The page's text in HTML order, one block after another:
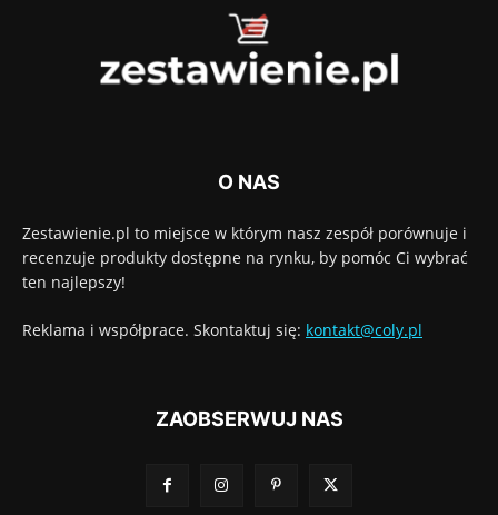
O NAS
Zestawienie.pl to miejsce w którym nasz zespół porównuje i
recenzuje produkty dostępne na rynku, by pomóc Ci wybrać
ten najlepszy!
Reklama i współprace. Skontaktuj się: kontakt@coly.pl
ZAOBSERWUJ NAS